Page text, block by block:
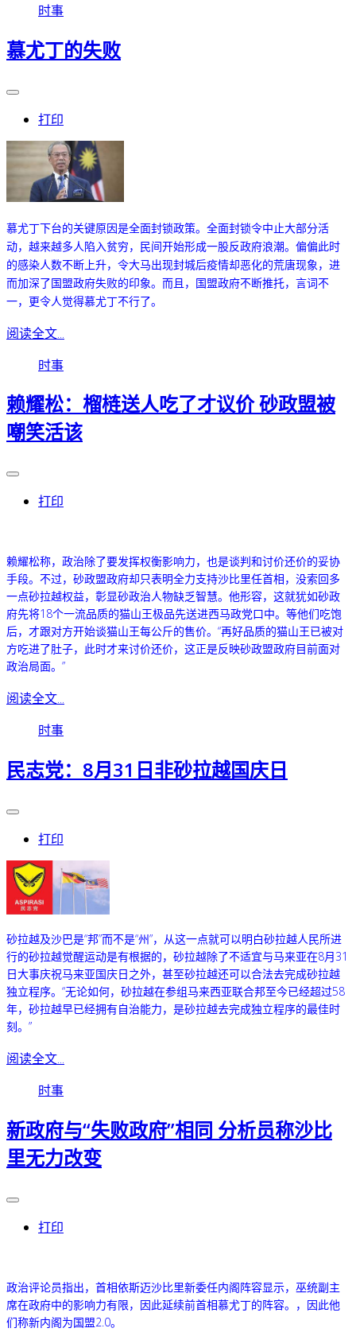
时事
慕尤丁的失败
打印
慕尤丁下台的关键原因是全面封锁政策。全面封锁令中止大部分活
动，越来越多人陷入贫穷，民间开始形成一股反政府浪潮。偏偏此时
的感染人数不断上升，令大马出现封城后疫情却恶化的荒唐现象，进
而加深了国盟政府失败的印象。而且，国盟政府不断推托，言词不
一，更令人觉得慕尤丁不行了。
阅读全文...
时事
赖耀松：榴梿送人吃了才议价 砂政盟被
嘲笑活该
打印
赖耀松称，政治除了要发挥权衡影响力，也是谈判和讨价还价的妥协
手段。不过，砂政盟政府却只表明全力支持沙比里任首相，没索回多
一点砂拉越权益，彰显砂政治人物缺乏智慧。他形容，这就犹如砂政
府先将18个一流品质的猫山王极品先送进西马政党口中。等他们吃饱
后，才跟对方开始谈猫山王每公斤的售价。“再好品质的猫山王已被对
方吃进了肚子，此时才来讨价还价，这正是反映砂政盟政府目前面对
政治局面。”
阅读全文...
时事
民志党：8月31日非砂拉越国庆日
打印
砂拉越及沙巴是“邦”而不是“州”，从这一点就可以明白砂拉越人民所进
行的砂拉越觉醒运动是有根据的，砂拉越除了不适宜与马来亚在8月31
日大事庆祝马来亚国庆日之外，甚至砂拉越还可以合法去完成砂拉越
独立程序。 “无论如何，砂拉越在参组马来西亚联合邦至今已经超过58
年，砂拉越早已经拥有自治能力，是砂拉越去完成独立程序的最佳时
刻。”
阅读全文...
时事
新政府与“失败政府”相同 分析员称沙比
里无力改变
打印
政治评论员指出，首相依斯迈沙比里新委任内阁阵容显示，巫统副主
席在政府中的影响力有限，因此延续前首相慕尤丁的阵容。，因此他
们称新内阁为国盟2.0。